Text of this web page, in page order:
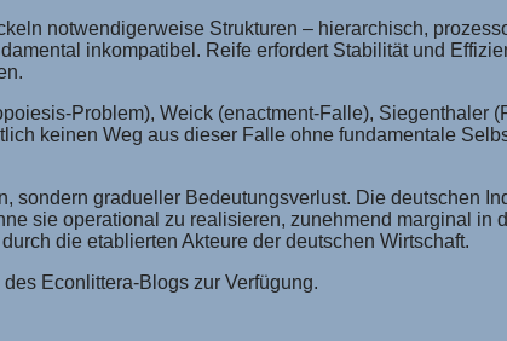
notwendigerweise Strukturen – hierarchisch,
inkompatibel. Reife erfordert Stabilität und
Problem), Weick (enactment-Falle), Siegenthaler
keinen Weg aus dieser Falle ohne fundamentale
sondern gradueller Bedeutungsverlust. Die deutschen
sie operational zu realisieren, zunehmend marginal in
die etablierten Akteure der deutschen Wirtschaft.
Econlittera-Blogs zur Verfügung.